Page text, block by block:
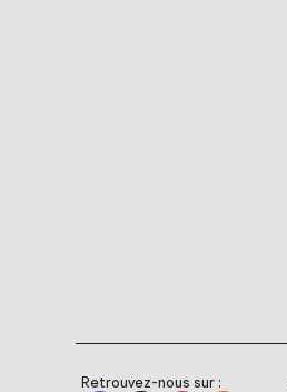
Retrouvez-nous sur :